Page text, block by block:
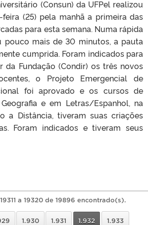
(Consun) da UFPel realizou
feira (25) pela manhã a primeira das
para esta semana. Numa rápida
pouco mais de 30 minutos, a pauta
cumprida. Foram indicados para
da Fundação (Condir) os três novos
o Projeto Emergencial de
foi aprovado e os cursos de
e em Letras/Espanhol, na
a Distância, tiveram suas criações
Foram indicados e tiveram seus
a 19320 de 19896 encontrado(s).
1.930 1.931 1.932 1.933